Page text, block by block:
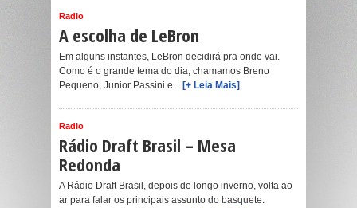
Radio
A escolha de LeBron
Em alguns instantes, LeBron decidirá pra onde vai.
Como é o grande tema do dia, chamamos Breno
Pequeno, Junior Passini e... [+ Leia Mais]
Radio
Rádio Draft Brasil – Mesa
Redonda
A Rádio Draft Brasil, depois de longo inverno, volta ao
ar para falar os principais assunto do basquete.